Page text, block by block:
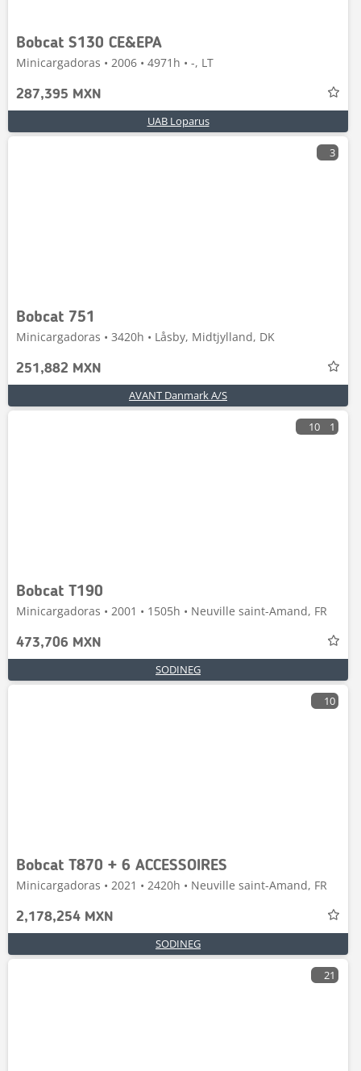
Bobcat S130 CE&EPA
Minicargadoras • 2006 • 4971h • -, LT
287,395 MXN
UAB Loparus
3
Bobcat 751
Minicargadoras • 3420h • Låsby, Midtjylland, DK
251,882 MXN
AVANT Danmark A/S
10 1
Bobcat T190
Minicargadoras • 2001 • 1505h • Neuville saint-Amand, FR
473,706 MXN
SODINEG
10
Bobcat T870 + 6 ACCESSOIRES
Minicargadoras • 2021 • 2420h • Neuville saint-Amand, FR
2,178,254 MXN
SODINEG
21